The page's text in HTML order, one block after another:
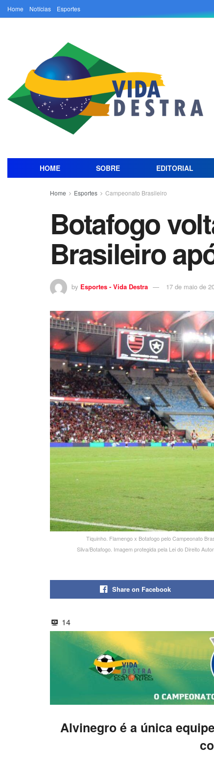
Home Notícias Esportes
HOME SOBRE EDITORIAL
Home Esportes Campeonato Brasileiro
Botafogo
Brasileiro
by Esportes - Vida Destra 17 de maio de
Tiquinho. Flamengo x Botafogo pelo Campeonato
Silva/Botafogo. Imagem protegida pela Lei do Direito
Share on Facebook
14
Alvinegro é a única